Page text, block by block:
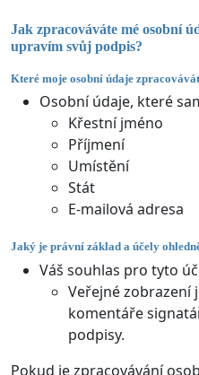
Jak zpracováváte mé osobní
upravím svůj podpis?
Které moje osobní údaje
Osobní údaje, které
Křestní jméno
Příjmení
Umístění
Stát
E-mailová adresa
Jaký je právní základ a účely
Váš souhlas pro tyto
Veřejné zobrazení
komentáře
podpisy.
Pokud je zpracovávání